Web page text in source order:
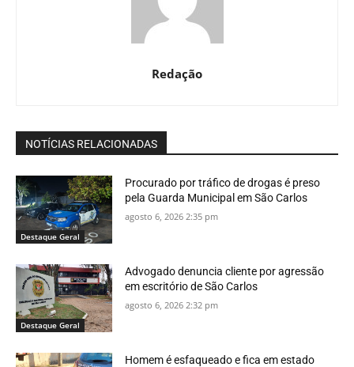
Redação
NOTÍCIAS RELACIONADAS
Destaque Geral
Procurado por tráfico de drogas é preso
pela Guarda Municipal em São Carlos
agosto 6, 2026 2:35 pm
Destaque Geral
Advogado denuncia cliente por agressão
em escritório de São Carlos
agosto 6, 2026 2:32 pm
Homem é esfaqueado e fica em estado